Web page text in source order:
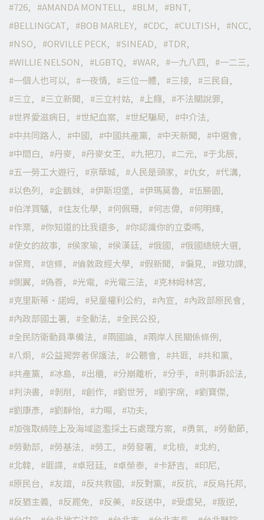
726
AMANDA MONTELL BLM
BNT
BELLINGCAT
BOB MARLEY CDC CULTISH
NCC
NSO
ORVILLE PECK SINEAD
TDR
WILLIE NELSON
LGBTQ WAR 一九八四
一二三
一個人也可以
一夜情 三位一體 三接
三民自
三立
三立新聞 三立村姑 上癮
不法關說罪
世界愛滋病日
世紀血案 世紀騙局
中介法
中共同路人
中國 中國共產黨 中天新聞
中選會
中間白
丹麥 丹麥女王 九把刀 二元
于北辰
五一勞工大遊行
京華城 人民是頭家 仇女
代溝
以色列
企鵝妹 伊斯坦堡 伊瑪莫魯
伍勝園
伯洋買驢
住友化學 何佩珊 何志偉
何明輝
作票
你知道的比我還多
你認識你的立委嗎
使女的故事
侯家瑜 侯漢廷 俄國
俄國總統大選
保育
信條 倫敦政經大學 假新聞 偏見
做功課
側翼
偽善 光電 光電三法
克林姆林宮
克里斯蒂·諾姆
兒童權利公約 內宣
內政部原民會
內政部國土署
全動法
全民公投
全民防衛動員準備法
兩國論
兩岸人民關係條例
八炯
公益揭弊者保護法 公聽會 共匪
共和黨
共產黨
冰島 出櫃 分崩離析 分手
刑事訴訟法
判決書
剝削 創作 劉世芳 劉宇席
劉寶傑
劉康彥
劉靜怡 力暘
功夫
加強取締陸上及海域盜濫採土石處理方案
勇氣
勞動節
勞動部
勞基法 勞工 勞發署 北檢
北約
北韓
匪諜 卓冠廷 卓榮泰 卡舒吉
印尼
原民台
友誼 反共救國 反對黨 反抗
反烏托邦
反猶主義
反罷免 反美 反送中 受虐兒
叛逆